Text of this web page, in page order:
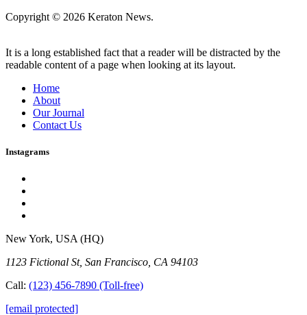
Copyright © 2026 Keraton News.
It is a long established fact that a reader will be distracted by the
readable content of a page when looking at its layout.
Home
About
Our Journal
Contact Us
Instagrams
New York, USA (HQ)
1123 Fictional St, San Francisco, CA 94103
Call: (123) 456-7890 (Toll-free)
[email protected]